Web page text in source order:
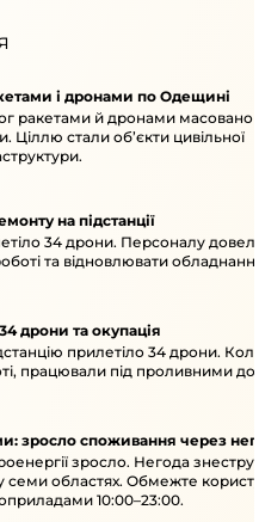
і дронами по Одещині
ракетами й дронами масовано
стали об’єкти цивільної
на підстанції
34 дрони. Персоналу
та відновлювати
дрони та окупація
прилетіло 34 дрони.
працювали під проливними
зросло споживання через
зросло. Негода
семи областях. Обмежте
10:00–23:00.